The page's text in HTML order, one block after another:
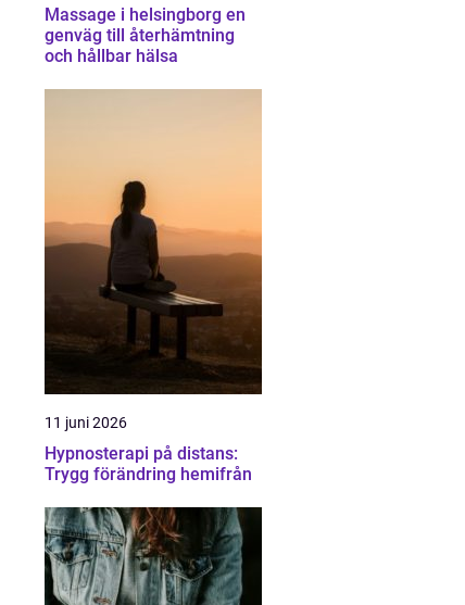
Massage i helsingborg en
genväg till återhämtning
och hållbar hälsa
11 juni 2026
Hypnosterapi på distans:
Trygg förändring hemifrån